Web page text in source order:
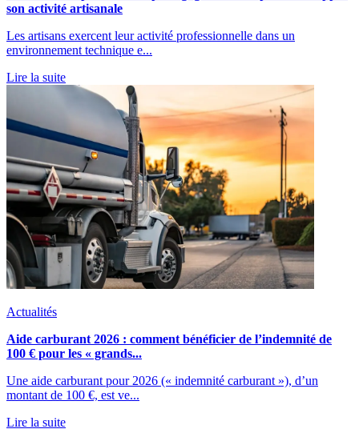
son activité artisanale
Les artisans exercent leur activité professionnelle dans un
environnement technique e...
Lire la suite
Actualités
Aide carburant 2026 : comment bénéficier de l’indemnité de
100 € pour les « grands...
Une aide carburant pour 2026 (« indemnité carburant »), d’un
montant de 100 €, est ve...
Lire la suite